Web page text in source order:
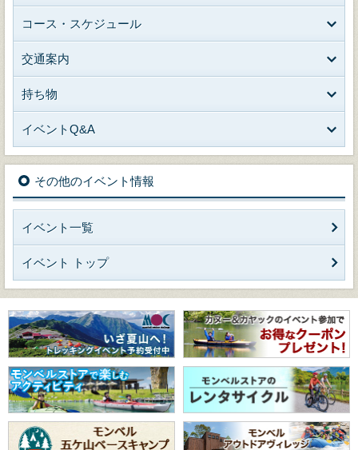
コース・スケジュール
交通案内
持ち物
イベントQ&A
その他のイベント情報
イベント一覧
イベント トップ